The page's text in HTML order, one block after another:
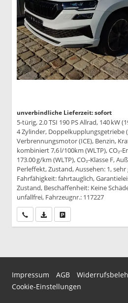
unverbindliche Lieferzeit: sofort
5-türig, 2.0 TSI 190 PS Allrad, 140 kW
4 Zylinder, Doppelkupplungsgetriebe
Verbrennungsmotor (ICE), Benzin,
kombiniert 7,6 l/100km (WLTP), CO₂-
173.00 g/km (WLTP), CO₂-Klasse F,
Perleffekt, Zustand, Aussehen: 1,
Fahrfähigkeit: fahrtauglich,
Zustand, Beschaffenheit: Keine
unfallfrei, Fahrzeugnr.: 117227
Wir rufen Sie anPDF-Datei, Fahrzeugexposé
Impressum AGB
Cookie-Einstellungen